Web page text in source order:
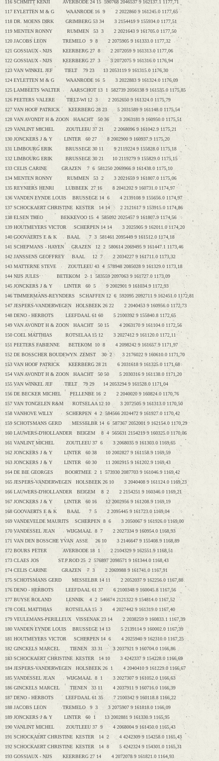
116 SCHMITT KENJI AVERBODE 24 15 590768 2046537 9 162137.1 1177,71
117 EYLETTEN M & G WAANRODE 16 9 2 2022860 9 161245.0 1177,65
118 DR. MOENS DIRK GRIMBERG 53 34 3 2154419 9 155934.0 1177,51
119 MENTEN RONNY RUMMEN 53 3 2 2021643 9 161705.0 1177,50
120 JACOBS LEON TREMELO 9 8 2 2075905 9 161333.0 1177,32
121 GOSSIAUX - NIJS KEERBERG 27 8 2 2072059 9 161313.0 1177,06
122 GOSSIAUX - NIJS KEERBERG 27 3 3 2072075 9 161316.0 1176,94
123 VAN WINKEL JEF TIELT 79 23 13 2053119 9 161315.0 1176,30
124 EYLETTEN M & G WAANRODE 16 5 3 2022883 9 161324.0 1176,09
125 LAMBEETS WALTER AARSCHOT 13 1 582739 2056138 9 161535.0 1175,85
126 PEETERS VALERE TIELT-WI 12 3 2 2052650 9 161324.0 1175,79
127 VAN HOOF PATRICK KEERBERG 28 23 5 2031589 9 161148.0 1175,54
128 VAN AVONDT H & ZOON HAACHT 50 36 3 2063181 9 160950.0 1175,51
129 VANLINT MICHEL ZOUTLEEU 37 21 2 2068096 9 161042.9 1175,21
130 JONCKERS J & Y LINTER 60 27 8 2002900 9 160937.9 1175,20
131 LIMBOURG ERIK BRUSSEGE 30 11 9 2119224 9 155828.0 1175,18
132 LIMBOURG ERIK BRUSSEGE 30 21 10 2119279 9 155829.0 1175,15
133 CELIS CARINE GRAZEN 7 6 581250 2069966 9 161438.0 1175,10
134 MENTEN RONNY RUMMEN 53 2 3 2021659 9 161807.0 1175,06
135 REYNIERS HENRI LUBBEEK 27 16 8 2041202 9 160731.0 1174,97
136 VANDEN EYNDE LOUIS BRUSSEGE 14 6 4 2139108 9 155656.0 1174,97
137 SCHOCKAERT CHRISTINE KESTER 14 14 2 2121617 9 153915.0 1174,86
138 ELSEN THEO BEKKEVOO 15 4 585092 2025457 9 161807.9 1174,56
139 HOUTMEYERS VICTOR SCHERPEN 14 14 3 2025905 9 162011.0 1174,20
140 GOOVAERTS E & K BAAL 7 3 581461 2095449 9 161512.0 1174,18
141 SCHEPMANS - HAYEN GRAZEN 12 2 580614 2069495 9 161447.1 1173,46
142 JANSSENS GEOFFREY BAAL 12 7 2 2034227 9 161711.0 1173,32
143 MATTERNE STEVE ZOUTLEEU 43 4 578948 2085028 9 161329.0 1173,18
144 NIJS JULES BETEKOM 2 1 583559 2097063 9 161727.0 1173,09
145 JONCKERS J & Y LINTER 60 5 9 2002901 9 161034.9 1172,93
146 TIMMERMANS-REYNDERS SCHAFFEN 12 6 592095 2092711 9 162451.0 1172,81
147 JESPERS-VANDERWEGEN HOLSBEEK 26 22 2 2040453 9 160956.0 1172,73
148 DENO - HERBOTS LEEFDAAL 61 60 5 2100392 9 155840.8 1172,65
149 VAN AVONDT H & ZOON HAACHT 50 15 4 2063170 9 161104.0 1172,56
150 COEL MATTHIAS ROTSELAA 15 12 3 2027412 9 161120.0 1172,11
151 PEETERS FABIENNE BETEKOM 10 8 4 2098242 9 161657.9 1171,97
152 DE BOSSCHER BOUDEWYN ZEMST 30 2 3 2176022 9 160610.0 1171,70
153 VAN HOOF PATRICK KEERBERG 28 21 6 2031618 9 161325.0 1171,68
154 VAN AVONDT H & ZOON HAACHT 50 50 5 2030316 9 161138.0 1171,20
155 VAN WINKEL JEF TIELT 79 29 14 2053294 9 161528.0 1171,04
156 DE BECKER MICHEL PELLENBE 16 2 2 2040020 9 160824.0 1170,76
157 VAN TONGELEN R&M ROTSELAA 12 10 3 2072505 9 161313.0 1170,50
158 VANHOVE WILLY SCHERPEN 4 2 584566 2024472 9 161927.0 1170,42
159 SCHOTSMANS GERD MESSELBR 14 6 587367 2052001 9 162154.0 1170,29
160 LAUWERS-D'HOLLANDER BEIGEM 8 4 565631 2154219 9 160325.0 1170,06
161 VANLINT MICHEL ZOUTLEEU 37 6 3 2068035 9 161303.0 1169,65
162 JONCKERS J & Y LINTER 60 38 10 2002827 9 161158.9 1169,59
163 JONCKERS J & Y LINTER 60 30 11 2002915 9 161202.9 1169,43
164 DE BIE GEORGES BOORTMEE 2 1 573930 2087703 9 161046.9 1169,42
165 JESPERS-VANDERWEGEN HOLSBEEK 26 10 3 2040408 9 161124.0 1169,23
166 LAUWERS-D'HOLLANDER BEIGEM 8 2 2 2154251 9 160346.0 1169,21
167 JONCKERS J & Y LINTER 60 16 12 2002956 9 161208.9 1169,19
168 GOOVAERTS E & K BAAL 7 5 2 2095445 9 161723.0 1169,04
169 VANDEVELDE MAURITS SCHERPEN 8 6 3 2050067 9 161926.0 1169,00
170 VANDESSEL JEAN WIJGMAAL 8 7 2 2027334 9 160954.0 1168,93
171 VAN DEN BOSSCHE YVAN ASSE 26 10 3 2146647 9 155408.9 1168,89
172 BOURS PETER AVERBODE 18 1 2 2104329 9 162551.9 1168,51
173 CLAES JOS ST.P.ROD 25 2 576897 2098571 9 161344.0 1168,43
174 CELIS CARINE GRAZEN 7 3 2 2069988 9 161741.0 1167,91
175 SCHOTSMANS GERD MESSELBR 14 11 2 2052037 9 162256.0 1167,88
176 DENO - HERBOTS LEEFDAAL 61 37 6 2100348 9 160045.8 1167,56
177 BUYSE ROLAND LENNIK 4 2 546674 2121322 9 154814.0 1167,52
178 COEL MATTHIAS ROTSELAA 15 3 4 2027442 9 161319.0 1167,40
179 VEULEMANS-PERILLEUX VISSENAK 23 14 2 2038259 9 160833.1 1167,39
180 VANDEN EYNDE LOUIS BRUSSEGE 14 13 5 2139114 9 160002.0 1167,39
181 HOUTMEYERS VICTOR SCHERPEN 14 6 4 2025940 9 162310.0 1167,25
182 GINCKELS MARCEL TIENEN 33 31 3 2037921 9 160704.0 1166,86
183 SCHOCKAERT CHRISTINE KESTER 14 10 3 4242337 9 154228.0 1166,69
184 JESPERS-VANDERWEGEN HOLSBEEK 26 1 4 2040410 9 161229.0 1166,67
185 VANDESSEL JEAN WIJGMAAL 8 1 3 2027307 9 161052.0 1166,63
186 GINCKELS MARCEL TIENEN 33 11 4 2037911 9 160716.0 1166,39
187 DENO - HERBOTS LEEFDAAL 61 35 7 2100342 9 160118.8 1166,22
188 JACOBS LEON TREMELO 9 3 3 2075907 9 161818.0 1166,09
189 JONCKERS J & Y LINTER 60 1 13 2002881 9 161330.9 1165,95
190 VANLINT MICHEL ZOUTLEEU 37 9 4 2068004 9 161450.0 1165,43
191 SCHOCKAERT CHRISTINE KESTER 14 2 4 4242309 9 154258.0 1165,43
192 SCHOCKAERT CHRISTINE KESTER 14 8 5 4242324 9 154301.0 1165,31
193 GOSSIAUX - NIJS KEERBERG 27 14 4 2072078 9 161821.0 1164,93